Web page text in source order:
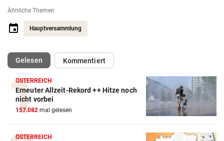
Ähnliche Themen
Hauptversammlung
Gelesen(ausgewählt)Kommentiert
ÖSTERREICH
Erneuter Allzeit-Rekord ++ Hitze noch
nicht vorbei
157.082 mal gelesen
ÖSTERREICH